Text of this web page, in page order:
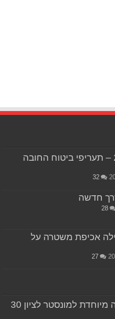
מינואר 2019 – תעריפי ביטוח החובה
32
חדשה
28
אכיפת משטרה על
27
דוקאטי: גרסה מיוחדת למונסטר לציון 30